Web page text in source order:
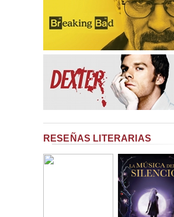
RESEÑAS LITERARIAS